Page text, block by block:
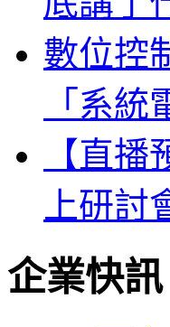
數位控
「系
【直
上研
企業快訊